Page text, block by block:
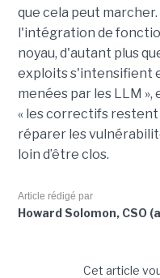
que cela peut
l'intégration de
noyau, d'autant plus
exploits s'intensifient
menées par les LLM »,
« les correctifs
réparer les
loin d’être clos.
Article rédigé par
Howard Solomon, CSO
Cet article